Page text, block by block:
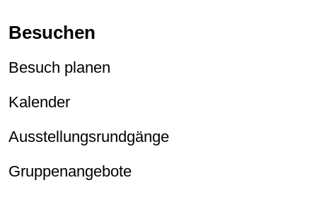
Besuchen
Besuch planen
Kalender
Ausstellungsrundgänge
Gruppenangebote